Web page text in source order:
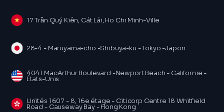
17 Trần Quý Kiên, Cát Lái, Ho Chi Minh-Ville
28-4 - Maruyama-cho -Shibuya-ku - Tokyo -Japon
4041 MacArthur Boulevard -Newport Beach - Californie -
États-Unis
Unités 1607 - 8, 16e étage - Citicorp Centre 18 Whitfield
Road - Causeway Bay - Hong Kong